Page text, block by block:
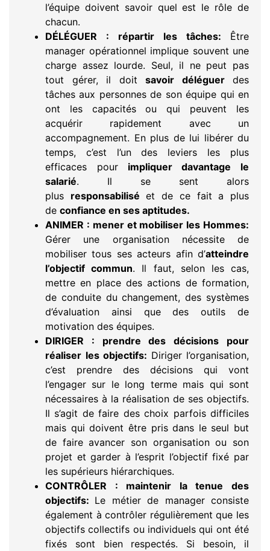
l’équipe doivent savoir quel est le rôle de
chacun.
DÉLÉGUER : répartir les tâches: Être
manager opérationnel implique souvent une
charge assez lourde. Seul, il ne peut pas
tout gérer, il doit savoir déléguerdes
tâches aux personnes de son équipe qui en
ont les capacités ou qui peuvent les
acquérir rapidement avec un
accompagnement. En plus de lui libérer du
temps, c’est l’un des leviers les plus
efficaces pourimpliquer davantage le
salarié. Il se sent alors
plus responsabilisé et de ce fait a plus
de confiance en ses aptitudes.
ANIMER : mener et mobiliser les Hommes:
Gérer une organisation nécessite de
mobiliser tous ses acteurs afin d’atteindre
l’objectif commun. Il faut, selon les cas,
mettre en place des actions de formation,
de conduite du changement, des systèmes
d’évaluation ainsi que des outils de
motivation des équipes.
DIRIGER : prendre des décisions pour
réaliser les objectifs: Diriger l’organisation,
c’est prendre des décisions qui vont
l’engager sur le long terme mais qui sont
nécessaires à la réalisation de ses objectifs.
Il s’agit de faire des choix parfois difficiles
mais qui doivent être pris dans le seul but
de faire avancer son organisation ou son
projet et garder à l’esprit l’objectif fixé par
les supérieurs hiérarchiques.
CONTRÔLER : maintenir la tenue des
objectifs: Le métier de manager consiste
également à contrôler régulièrement que les
objectifs collectifs ou individuels qui ont été
fixés sont bien respectés. Si besoin, il